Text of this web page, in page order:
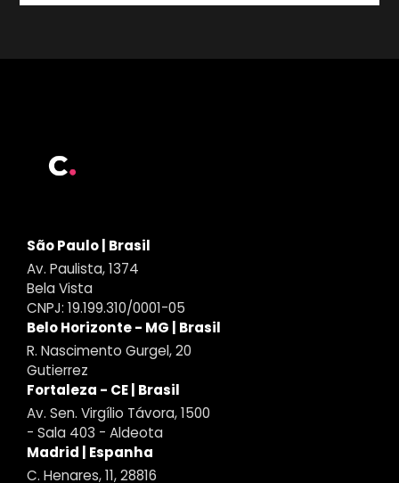
São Paulo | Brasil
Av. Paulista, 1374
Bela Vista
CNPJ: 19.199.310/0001-05
Belo Horizonte - MG | Brasil
R. Nascimento Gurgel, 20
Gutierrez
Fortaleza - CE | Brasil
Av. Sen. Virgílio Távora, 1500
- Sala 403 - Aldeota
Madrid | Espanha
C. Henares, 11, 28816